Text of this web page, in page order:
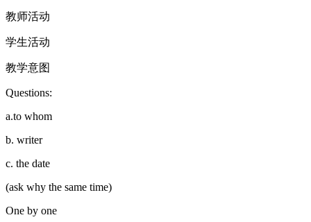
教师活动
学生活动
教学意图
Questions:
a.to whom
b. writer
c. the date
(ask why the same time)
One by one